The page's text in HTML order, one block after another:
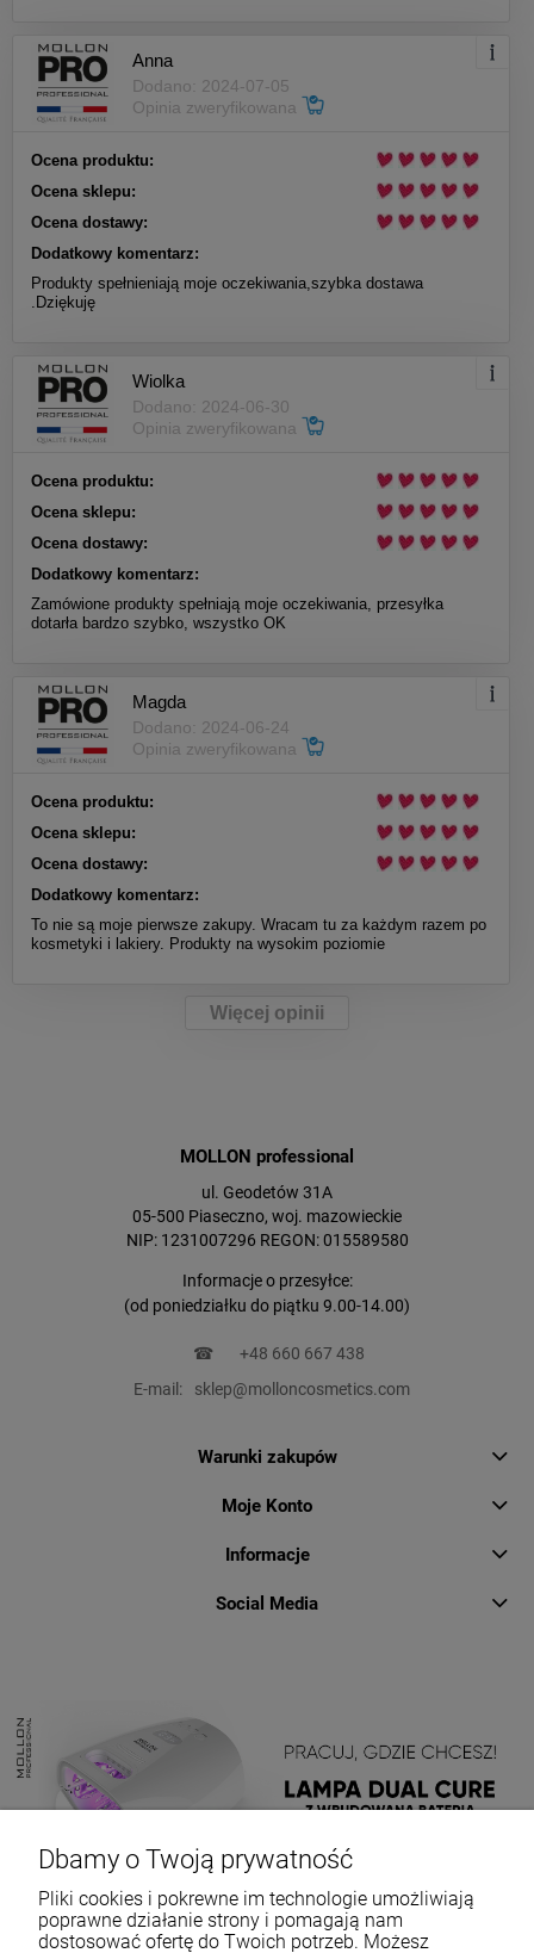
Anna
Dodano: 2024-07-05
Opinia zweryfikowana
Ocena produktu:
Ocena sklepu:
Ocena dostawy:
Dodatkowy komentarz:
Produkty spełnieniają moje oczekiwania,szybka dostawa
.Dziękuję
Wiolka
Dodano: 2024-06-30
Opinia zweryfikowana
Ocena produktu:
Ocena sklepu:
Ocena dostawy:
Dodatkowy komentarz:
Zamówione produkty spełniają moje oczekiwania, przesyłka
dotarła bardzo szybko, wszystko OK
Magda
Dodano: 2024-06-24
Opinia zweryfikowana
Ocena produktu:
Ocena sklepu:
Ocena dostawy:
Dodatkowy komentarz:
To nie są moje pierwsze zakupy. Wracam tu za każdym razem po
kosmetyki i lakiery. Produkty na wysokim poziomie
Więcej opinii
MOLLON professional
ul. Geodetów 31A
05-500 Piaseczno, woj. mazowieckie
NIP: 1231007296 REGON: 015589580
Informacje o przesyłce:
(od poniedziałku do piątku 9.00-14.00)
☎
+48 660 667 438
E-mail:
sklep@molloncosmetics.com
Warunki zakupów
Moje Konto
Informacje
Social Media
Dbamy o Twoją prywatność
Pliki cookies i pokrewne im technologie umożliwiają
poprawne działanie strony i pomagają nam
dostosować ofertę do Twoich potrzeb. Możesz